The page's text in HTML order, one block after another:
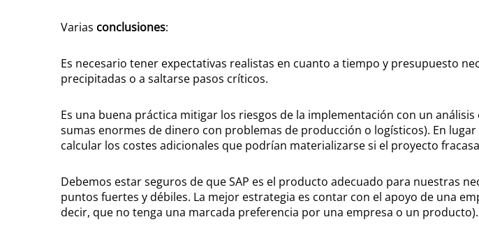
Varias conclusiones:
Es necesario tener expectativas realistas en cuanto a tiempo y presupuesto
precipitadas o a saltarse pasos críticos.
Es una buena práctica mitigar los riesgos de la implementación con un
sumas enormes de dinero con problemas de producción o logísticos). En
calcular los costes adicionales que podrían materializarse si el proyecto
Debemos estar seguros de que SAP es el producto adecuado para nuestras
puntos fuertes y débiles. La mejor estrategia es contar con el apoyo de una
decir, que no tenga una marcada preferencia por una empresa o un producto).